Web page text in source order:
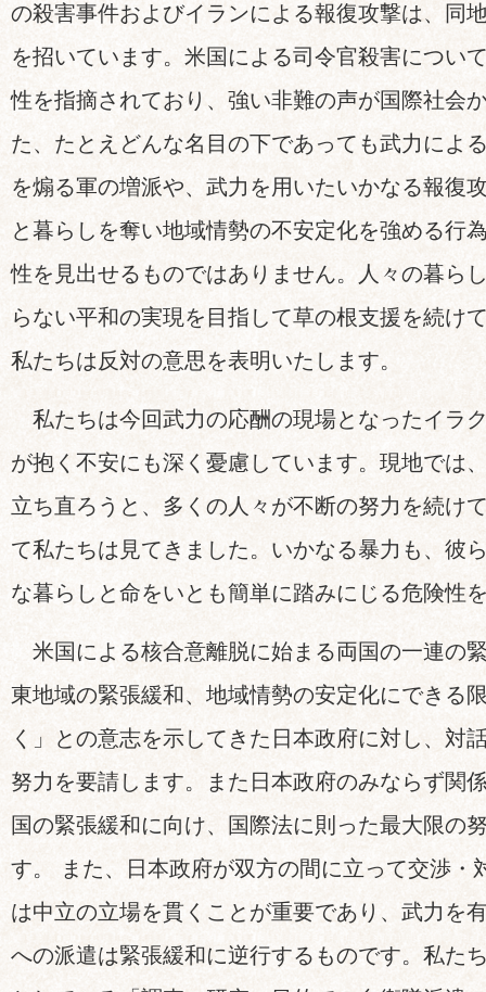
の殺害事件およびイランによる報復攻撃は、同
を招いています。米国による司令官殺害につい
性を指摘されており、強い非難の声が国際社会
た、たとえどんな名目の下であっても武力によ
を煽る軍の増派や、武力を用いたいかなる報復
と暮らしを奪い地域情勢の不安定化を強める行
性を見出せるものではありません。人々の暮ら
らない平和の実現を目指して草の根支援を続け
私たちは反対の意思を表明いたします。
私たちは今回武力の応酬の現場となったイラ
が抱く不安にも深く憂慮しています。現地では
立ち直ろうと、多くの人々が不断の努力を続け
て私たちは見てきました。いかなる暴力も、彼
な暮らしと命をいとも簡単に踏みにじる危険性
米国による核合意離脱に始まる両国の一連の
東地域の緊張緩和、地域情勢の安定化にできる
く」との意志を示してきた日本政府に対し、対
努力を要請します。また日本政府のみならず関
国の緊張緩和に向け、国際法に則った最大限の
す。 また、日本政府が双方の間に立って交渉・
は中立の立場を貫くことが重要であり、武力を
への派遣は緊張緩和に逆行するものです。私た